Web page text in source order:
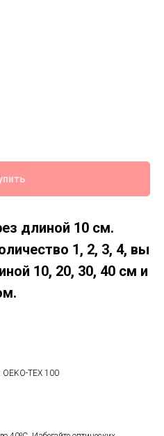
длиной 10 см.
1, 2, 3, 4, вы
10, 20, 30, 40 см и
OEKO-TEX 100